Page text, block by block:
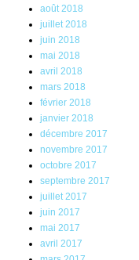
août 2018
juillet 2018
juin 2018
mai 2018
avril 2018
mars 2018
février 2018
janvier 2018
décembre 2017
novembre 2017
octobre 2017
septembre 2017
juillet 2017
juin 2017
mai 2017
avril 2017